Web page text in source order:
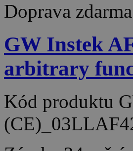
Doprava zdarma
GW Instek
arbitrary
Kód produktu